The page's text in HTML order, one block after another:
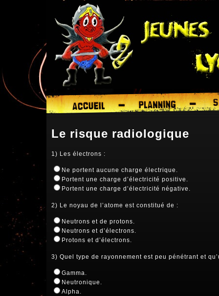
Le risque radiologique
1) Les électrons :
Ne portent aucune charge électrique.
Portent une charge d’électricité positive.
Portent une charge d’électricité négative.
2) Le noyau de l’atome est constitué de :
Neutrons et de protons.
Neutrons et d’électrons.
Protons et d’électrons.
3) Quel type de rayonnement est peu pénétrant et
Gamma.
Neutronique.
Alpha.